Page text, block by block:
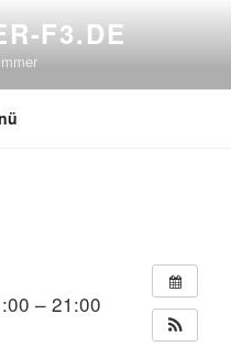
F3.DE
– 21:00